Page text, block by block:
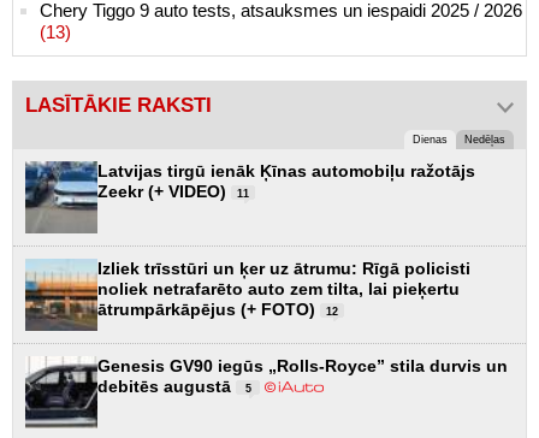
Chery Tiggo 9 auto tests, atsauksmes un iespaidi 2025 / 2026
(13)
LASĪTĀKIE RAKSTI
Dienas Nedēļas
Latvijas tirgū ienāk Ķīnas automobiļu ražotājs
Zeekr (+ VIDEO)
11
Izliek trīsstūri un ķer uz ātrumu: Rīgā policisti
noliek netrafarēto auto zem tilta, lai pieķertu
ātrumpārkāpējus (+ FOTO)
12
Genesis GV90 iegūs „Rolls-Royce” stila durvis un
debitēs augustā
5